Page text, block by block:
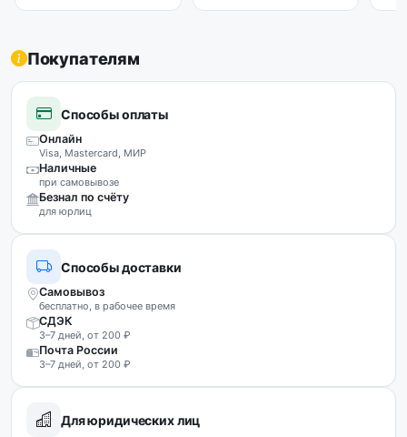
Покупателям
Способы оплаты
Онлайн
Visa, Mastercard, МИР
Наличные
при самовывозе
Безнал по счёту
для юрлиц
Способы доставки
Самовывоз
бесплатно, в рабочее время
СДЭК
3–7 дней, от 200 ₽
Почта России
3–7 дней, от 200 ₽
Для юридических лиц